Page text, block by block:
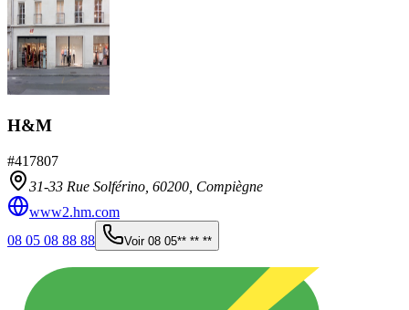
H&M
#417807
31-33 Rue Solférino, 60200 Compiègne
www2.hm.com
08 05 08 88 88
Voir 08 05** ** **